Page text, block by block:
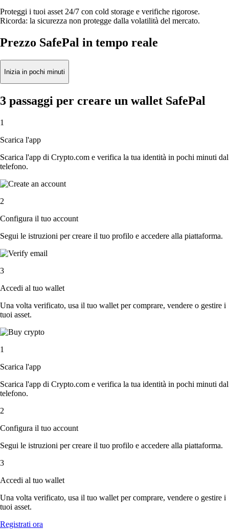
Proteggi i tuoi asset 24/7 con cold storage e verifiche rigorose.
Ricorda: la sicurezza non protegge dalla volatilità del mercato.
Prezzo SafePal in tempo reale
Inizia in pochi minuti
3 passaggi per creare un wallet SafePal
1
Scarica l'app
Scarica l'app di Crypto.com e verifica la tua identità in pochi minuti dal
telefono.
2
Configura il tuo account
Segui le istruzioni per creare il tuo profilo e accedere alla piattaforma.
3
Accedi al tuo wallet
Una volta verificato, usa il tuo wallet per comprare, vendere o gestire i
tuoi asset.
1
Scarica l'app
Scarica l'app di Crypto.com e verifica la tua identità in pochi minuti dal
telefono.
2
Configura il tuo account
Segui le istruzioni per creare il tuo profilo e accedere alla piattaforma.
3
Accedi al tuo wallet
Una volta verificato, usa il tuo wallet per comprare, vendere o gestire i
tuoi asset.
Registrati ora